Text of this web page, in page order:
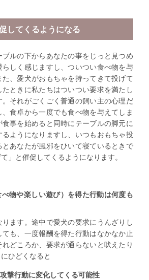
してくるようになる
ルの下からあなたの事をじっと見つめ
しく感じますし、ついつい食べ物を与
、愛犬がおもちゃを持ってきて投げて
ときに私たちはついつい要求を満たし
それがごくごく普通の飼い主の心理だ
食卓から一度でも食べ物を与えてしま
食事を始めると同時にテーブルの脚元に
ようになりますし、いつもおもちゃ投
あなたが風邪をひいて寝ているときで
」と催促してくるようになります。
物や楽しい遊び）を得た行動は何度も
ます。途中で愛犬の要求にうんざりし
も、一度報酬を得た行動はなかなか止
どころか、要求が通らないと吠えたり
ひどくなると
撃行動に変化してくる可能性